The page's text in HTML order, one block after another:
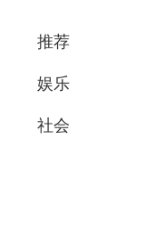
推荐
娱乐
社会